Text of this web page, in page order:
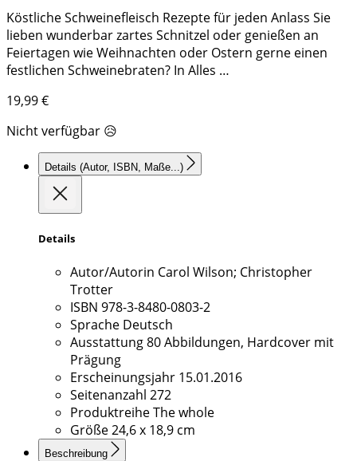
Köstliche Schweinefleisch Rezepte für jeden Anlass Sie
lieben wunderbar zartes Schnitzel oder genießen an
Feiertagen wie Weihnachten oder Ostern gerne einen
festlichen Schweinebraten? In Alles …
19,99€
Nicht verfügbar 😥
Details (Autor, ISBN, Maße...)
Details
Autor/Autorin Carol Wilson; Christopher
Trotter
ISBN 978-3-8480-0803-2
Sprache Deutsch
Ausstattung80 Abbildungen, Hardcover mit
Prägung
Erscheinungsjahr 15.01.2016
Seitenanzahl 272
ProduktreiheThe whole
Größe24,6 x 18,9 cm
Beschreibung